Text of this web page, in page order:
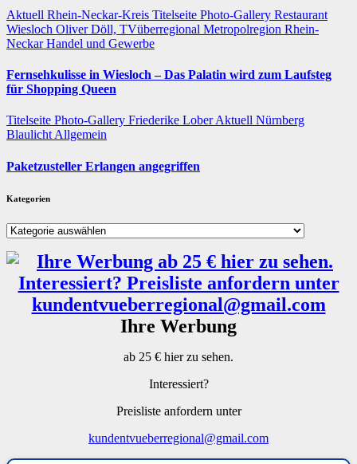
Aktuell Rhein-Neckar-Kreis Titelseite Photo-Gallery Restaurant
Wiesloch Oliver Döll, TVüberregional Metropolregion Rhein-
Neckar Handel und Gewerbe
Fernsehkulisse in Wiesloch – Das Palatin wird zum Laufsteg
für Shopping Queen
Titelseite Photo-Gallery Friederike LoberAktuell Nürnberg
Blaulicht Allgemein
Paketzusteller Erlangen angegriffen
Kategorien
Kategorien
Ihre Werbung
ab 25 € hier zu sehen.
Interessiert?
Preisliste anfordern unter
kundentvueberregional@gmail.com